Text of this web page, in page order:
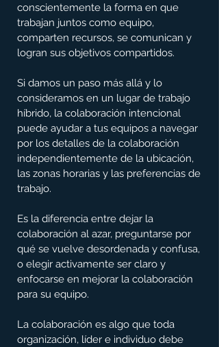
conscientemente la forma en que
trabajan juntos como equipo,
comparten recursos, se comunican y
logran sus objetivos compartidos.
Si damos un paso más allá y lo
consideramos en un lugar de trabajo
híbrido, la colaboración intencional
puede ayudar a tus equipos a navegar
por los detalles de la colaboración
independientemente de la ubicación,
las zonas horarias y las preferencias de
trabajo.
Es la diferencia entre dejar la
colaboración al azar, preguntarse por
qué se vuelve desordenada y confusa,
o elegir activamente ser claro y
enfocarse en mejorar la colaboración
para su equipo.
La colaboración es algo que toda
organización, líder e individuo debe